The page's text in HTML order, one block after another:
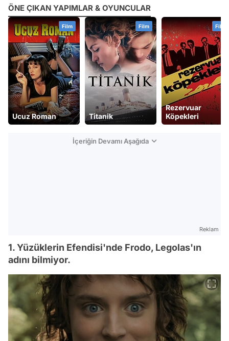
ÖNE ÇIKAN YAPIMLAR & OYUNCULAR
Film
Ucuz Roman
Film
Titanik
Film
Rezervuar
Köpekleri
İçeriğin Devamı Aşağıda
Reklam
1. Yüzüklerin Efendisi'nde Frodo, Legolas'ın
adını bilmiyor.